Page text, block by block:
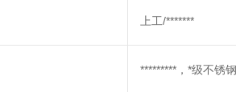
上工/*******
*********，*级不锈